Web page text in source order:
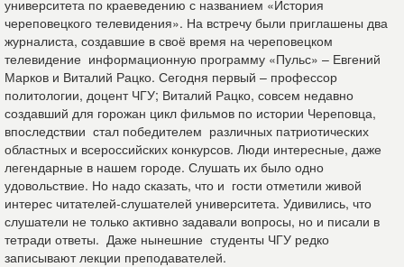
университета по краеведению с названием «История
череповецкого телевидения». На встречу были приглашены два
журналиста, создавшие в своё время на череповецком
телевидение информационную программу «Пульс» – Евгений
Марков и Виталий Рацко. Сегодня первый – профессор
политологии, доцент ЧГУ; Виталий Рацко, совсем недавно
создавший для горожан цикл фильмов по истории Череповца,
впоследствии стал победителем различных патриотических
областных и всероссийских конкурсов. Люди интересные, даже
легендарные в нашем городе. Слушать их было одно
удовольствие. Но надо сказать, что и гости отметили живой
интерес читателей-слушателей университета. Удивились, что
слушатели не только активно задавали вопросы, но и писали в
тетради ответы. Даже нынешние студенты ЧГУ редко
записывают лекции преподавателей.